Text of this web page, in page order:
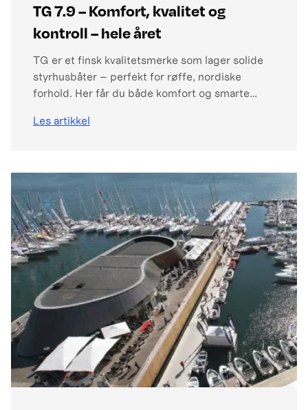
TG 7.9 – Komfort, kvalitet og
kontroll – hele året
TG er et finsk kvalitetsmerke som lager solide
styrhusbåter – perfekt for røffe, nordiske
forhold. Her får du både komfort og smarte
å bekymre deg for vær og vind. Med sin lengde
uten å ofre funksjonalitet, sikkerhet eller ytelse.
Les artikkel